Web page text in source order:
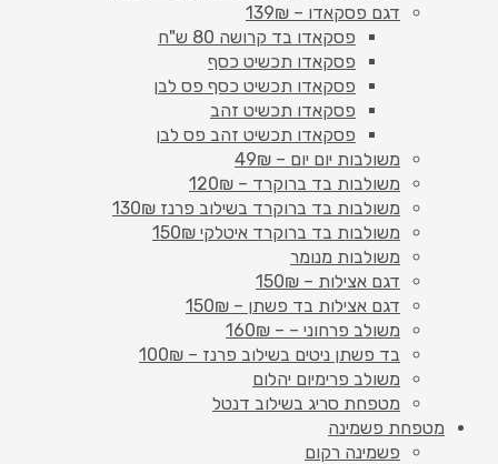
דגם פסקאדו – 139₪
פסקאדו בד קרושה 80 ש"ח
פסקאדו תכשיט כסף
פסקאדו תכשיט כסף פס לבן
פסקאדו תכשיט זהב
פסקאדו תכשיט זהב פס לבן
משולבות יום יום – 49₪
משולבות בד ברוקרד – 120₪
משולבות בד ברוקרד בשילוב פרנז 130₪
משולבות בד ברוקרד איטלקי 150₪
משולבות מנומר
דגם אצילות – 150₪
דגם אצילות בד פשתן – 150₪
משולב פרחוני – – 160₪
בד פשתן ניטים בשילוב פרנז – 100₪
משולב פרימיום יהלום
מטפחת סריג בשילוב דנטל
מטפחת פשמינה
פשמינה רקום